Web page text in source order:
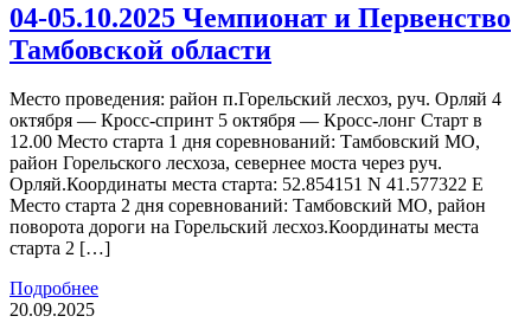
04-05.10.2025 Чемпионат и Первенство
Тамбовской области
Место проведения: район п.Горельский лесхоз, руч. Орляй 4
октября — Кросс-спринт 5 октября — Кросс-лонг Старт в
12.00 Место старта 1 дня соревнований: Тамбовский МО,
район Горельского лесхоза, севернее моста через руч.
Орляй.Координаты места старта: 52.854151 N 41.577322 E
Место старта 2 дня соревнований: Тамбовский МО, район
поворота дороги на Горельский лесхоз.Координаты места
старта 2 […]
Подробнее
20.09.2025